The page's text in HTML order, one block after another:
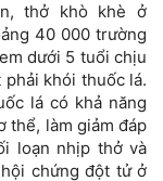
thở khò khè ở
40 000 trường
dưới 5 tuổi chịu
khói thuốc lá.
lá có khả năng
thể, làm giảm đáp
loạn nhịp thở và
chứng đột tử ở